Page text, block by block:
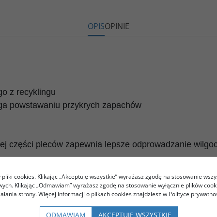
OPISOPINIE
z recyklingu
powstawaniu przykrych zapachów
części pleców zapewnia lepsze odprowadzanie
sprawdzająca się podczas jazdy w terenie i na co
styl bez dużych nadruków sprawią, że nie
się jako pierwsza i jedyna warstwa latem.
cookies. Klikając „Akceptuję wszystkie” wyrażasz zgodę na stosowanie
Klikając „Odmawiam” wyrażasz zgodę na stosowanie wyłącznie plików
strony. Więcej informacji o plikach cookies znajdziesz w Polityce
ODMAWIAM AKCEPTUJĘ WSZYSTKIE